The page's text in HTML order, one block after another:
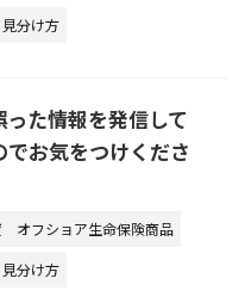
分け方
た情報を発信して
でお気をつけくださ
オフショア生命保険商品
分け方